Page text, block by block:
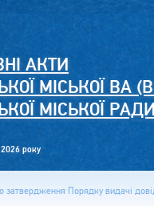
АКТИ
МІСЬКОЇ ВА
МІСЬКОЇ
року
затвердження Порядку видачі